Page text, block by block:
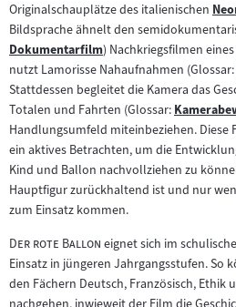
Originalschauplätze des italienischen Zum
Bildsprache ähnelt den
Zum
Inhalt:
Dokumentarfilm) Nachkriegsfilmen
nutzt Lamorisse Nahaufnahmen (Glossar:
Stattdessen begleitet die Kamera das
Totalen und Fahrten (Glossar:Zum
Inhalt:
Handlungsumfeld miteinbeziehen. Diese
ein aktives Betrachten, um die
Kind und Ballon nachvollziehen zu
Hauptfigur zurückhaltend ist und nur
zum Einsatz kommen.
"Der rote Ballon "eignet sich im
Einsatz in jüngeren Jahrgangsstufen. So
den Fächern Deutsch, Französisch, Ethik